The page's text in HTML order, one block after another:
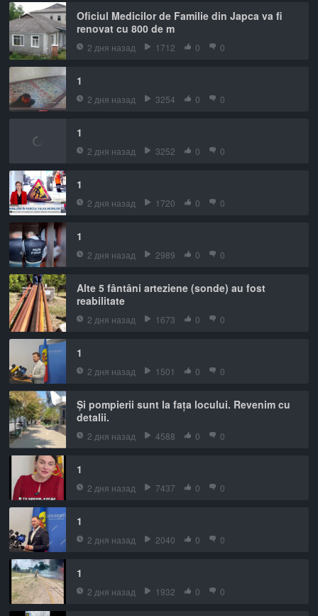
Oficiul Medicilor de Familie din Japca va fi
renovat cu 800 de m
2 дня назад 1712 0 0
1
2 дня назад 3254 0 0
1
2 дня назад 3252 0 0
1
2 дня назад 1720 0 0
1
2 дня назад 2989 0 0
Alte 5 fântâni arteziene (sonde) au fost
reabilitate
2 дня назад 1673 0 0
1
2 дня назад 1501 0 0
Și pompierii sunt la fața locului. Revenim cu
detalii.
2 дня назад 4588 0 0
1
2 дня назад 7437 0 0
1
2 дня назад 2040 0 0
1
2 дня назад 1932 0 0